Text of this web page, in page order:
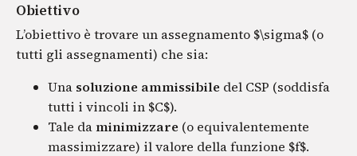
Obiettivo
L’obiettivo è trovare un assegnamento $\sigma$ (o
tutti gli assegnamenti) che sia:
Una soluzione ammissibile del CSP (soddisfa
tutti i vincoli in $C$).
Tale daminimizzare (o equivalentemente
massimizzare) il valore della funzione $f$.